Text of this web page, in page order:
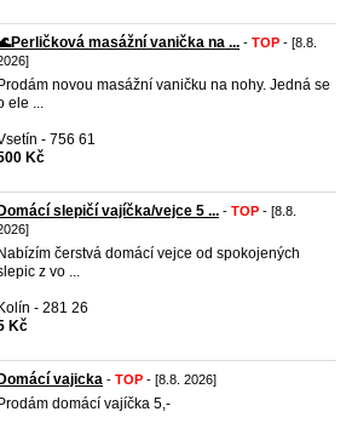
masážní vanička na ... - TOP - [8.8.
Prodám novou masážní vaničku na nohy. Jedná se
ele ...
- 756 61
Kč
Domácí slepičí vajíčka/vejce 5 ... - TOP - [8.8.
Nabízím čerstvá domácí vejce od spokojených
z vo ...
Kolín - 281 26
Kč
Domácí vajicka - TOP - [8.8. 2026]
Prodám domácí vajíčka 5,-